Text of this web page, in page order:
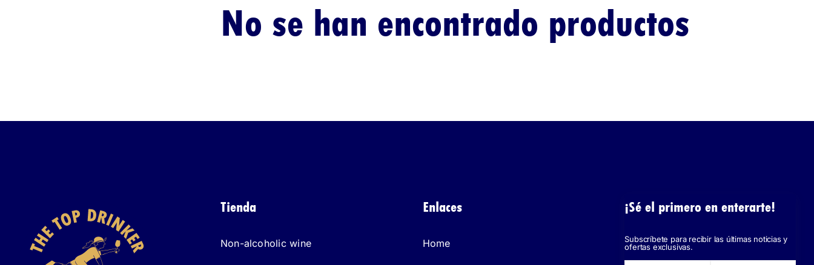
No se han encontrado productos
Tienda
Non-alcoholic wine
Enlaces
Home
¡Sé el primero en enterarte!
Subscríbete para recibir las últimas noticias y
ofertas exclusivas.